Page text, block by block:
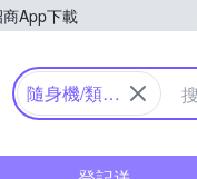
App下載
購物中心
隨身機/類單